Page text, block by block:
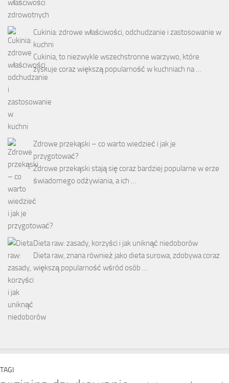
Cukinia: zdrowe właściwości, odchudzanie i zastosowanie w
kuchni
Cukinia, to niezwykle wszechstronne warzywo, które
zyskuje coraz większą popularność w kuchniach na …
Zdrowe przekąski – co warto wiedzieć i jak je
przygotować?
Zdrowe przekąski stają się coraz bardziej popularne w erze
świadomego odżywiania, a ich …
Dieta raw: zasady, korzyści i jak uniknąć niedoborów
Dieta raw, znana również jako dieta surowa, zdobywa coraz
większą popularność wśród osób …
TAGI